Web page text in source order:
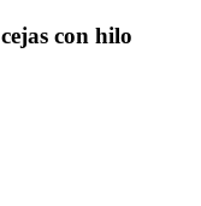
con hilo